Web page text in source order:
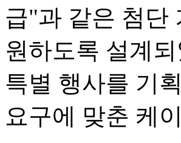
급"과 같은 첨단
원하도록 설계
특별 행사를 기
요구에 맞춘 케